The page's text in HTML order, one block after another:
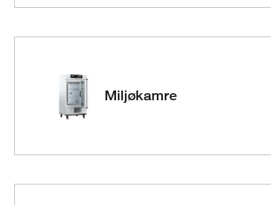
Miljøkamre